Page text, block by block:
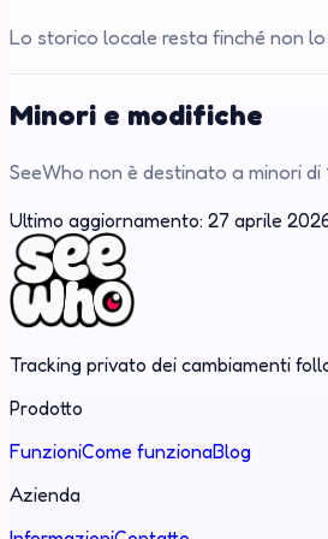
Lo storico locale resta finché non lo
Minori e modifiche
SeeWho non è destinato a minori
Ultimo aggiornamento: 27 aprile
Tracking privato dei cambiamenti
Prodotto
FunzioniCome funzionaBlog
Azienda